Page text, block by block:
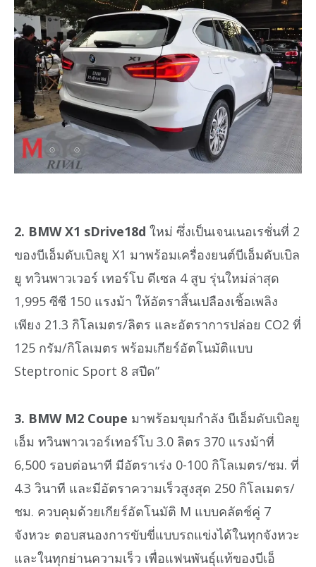
2. BMW X1 sDrive18d ใหม่ ซึ่งเป็นเจนเนอเรชั่นที่ 2
ของบีเอ็มดับเบิลยู X1 มาพร้อมเครื่องยนต์บีเอ็มดับเบิล
ยู ทวินพาวเวอร์ เทอร์โบ ดีเซล 4 สูบ รุ่นใหม่ล่าสุด
1,995 ซีซี 150 แรงม้า ให้อัตราสิ้นเปลืองเชิ้อเพลิง
เพียง 21.3 กิโลเมตร/ลิตร และอัตราการปล่อย CO2 ที่
125 กรัม/กิโลเมตร พร้อมเกียร์อัตโนมัติแบบ
Steptronic Sport 8 สปีด”
3. BMW M2 Coupe มาพร้อมขุมกำลัง บีเอ็มดับเบิลยู
เอ็ม ทวินพาวเวอร์เทอร์โบ 3.0 ลิตร 370 แรงม้าที่
6,500 รอบต่อนาที มีอัตราเร่ง 0-100 กิโลเมตร/ชม. ที่
4.3 วินาที และมีอัตราความเร็วสูงสุด 250 กิโลเมตร/
ชม. ควบคุมด้วยเกียร์อัตโนมัติ M แบบคลัตช์คู่ 7
จังหวะ ตอบสนองการขับขี่แบบรถแข่งได้ในทุกจังหวะ
และในทุกย่านความเร็ว เพื่อแฟนพันธุ์แท้ของบีเอ็